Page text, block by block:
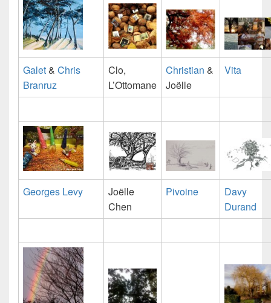
Galet& Chris
Branruz
Clo,
L’Ottomane
Christian &
Joëlle
Vita
Georges Levy
Joëlle
Chen
Pivoine
Davy
Durand